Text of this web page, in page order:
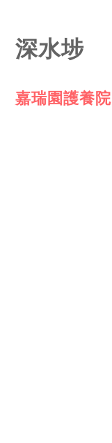
深水埗
嘉瑞園護養院